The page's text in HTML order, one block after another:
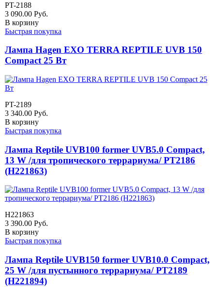
PT-2188
3 090.00 Руб.
В корзину
Быстрая покупка
Лампа Hagen EXO TERRA REPTILE UVB 150
Compact 25 Вт
PT-2189
3 340.00 Руб.
В корзину
Быстрая покупка
Лампа Reptile UVB100 former UVB5.0 Compact,
13 W /для тропического террариума/ PT2186
(H221863)
H221863
3 390.00 Руб.
В корзину
Быстрая покупка
Лампа Reptile UVB150 former UVB10.0 Compact,
25 W /для пустынного террариума/ PT2189
(H221894)